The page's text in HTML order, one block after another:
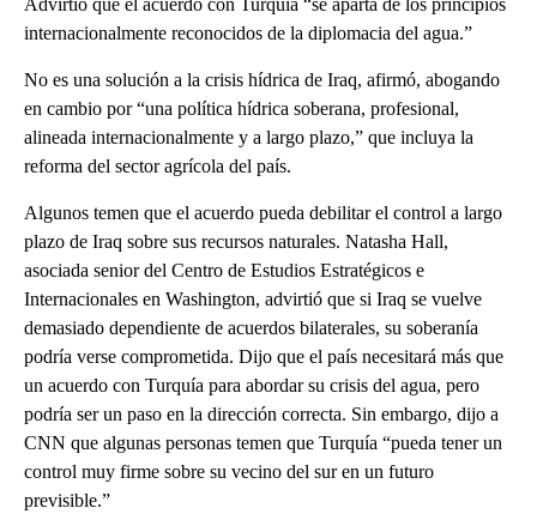
internacionalmente reconocidos de la diplomacia del agua.”
No es una solución a la crisis hídrica de Iraq, afirmó, abogando
en cambio por “una política hídrica soberana, profesional,
alineada internacionalmente y a largo plazo,” que incluya la
reforma del sector agrícola del país.
Algunos temen que el acuerdo pueda debilitar el control a largo
plazo de Iraq sobre sus recursos naturales. Natasha Hall,
asociada senior del Centro de Estudios Estratégicos e
Internacionales en Washington, advirtió que si Iraq se vuelve
demasiado dependiente de acuerdos bilaterales, su soberanía
podría verse comprometida. Dijo que el país necesitará más que
un acuerdo con Turquía para abordar su crisis del agua, pero
podría ser un paso en la dirección correcta. Sin embargo, dijo a
CNN que algunas personas temen que Turquía “pueda tener un
control muy firme sobre su vecino del sur en un futuro
previsible.”